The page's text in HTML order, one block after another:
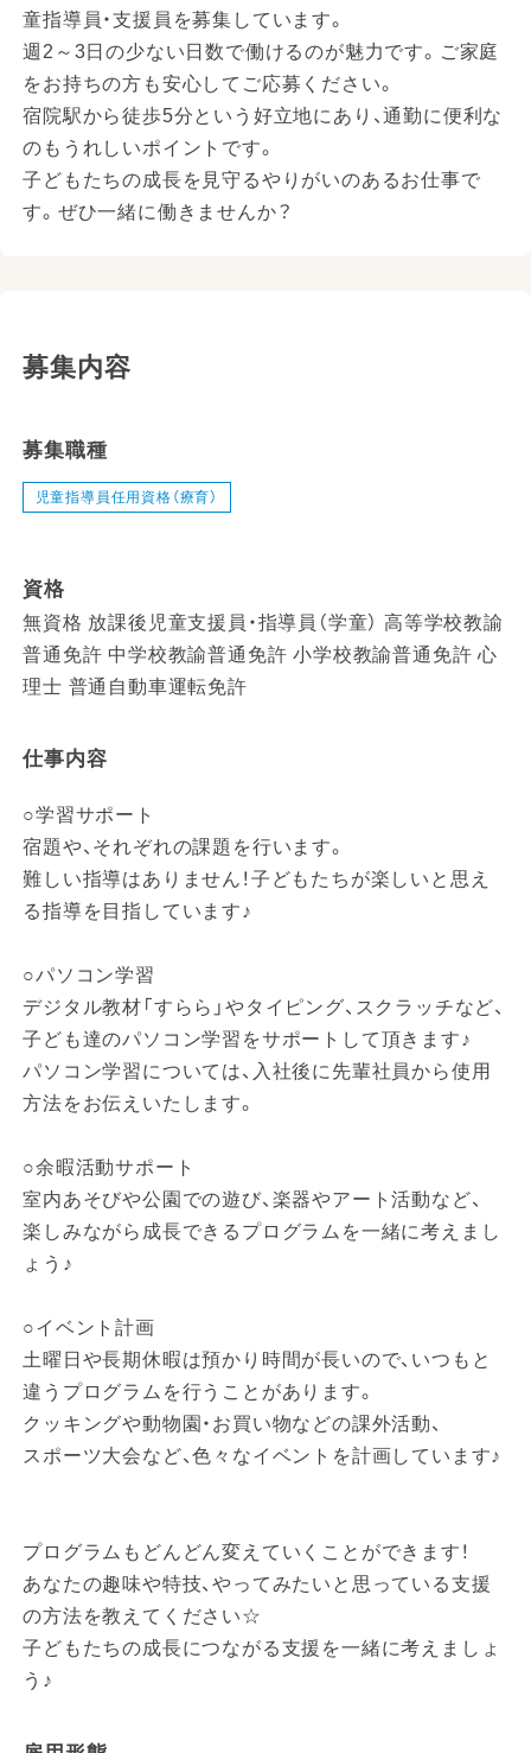
童指導員・支援員を募集しています。
週2～3日の少ない日数で働けるのが魅力です。ご家庭
をお持ちの方も安心してご応募ください。
宿院駅から徒歩5分という好立地にあり、通勤に便利な
のもうれしいポイントです。
子どもたちの成長を見守るやりがいのあるお仕事で
す。ぜひ一緒に働きませんか？
募集内容
募集職種
児童指導員任用資格（療育）
資格
無資格 放課後児童支援員・指導員（学童） 高等学校教諭
普通免許 中学校教諭普通免許 小学校教諭普通免許 心
理士 普通自動車運転免許
仕事内容
○学習サポート
宿題や、それぞれの課題を行います。
難しい指導はありません！子どもたちが楽しいと思え
る指導を目指しています♪
○パソコン学習
デジタル教材「すらら」やタイピング、スクラッチなど、
子ども達のパソコン学習をサポートして頂きます♪
パソコン学習については、入社後に先輩社員から使用
方法をお伝えいたします。
○余暇活動サポート
室内あそびや公園での遊び、楽器やアート活動など、
楽しみながら成長できるプログラムを一緒に考えまし
ょう♪
○イベント計画
土曜日や長期休暇は預かり時間が長いので、いつもと
違うプログラムを行うことがあります。
クッキングや動物園・お買い物などの課外活動、
スポーツ大会など、色々なイベントを計画しています♪
プログラムもどんどん変えていくことができます！
あなたの趣味や特技、やってみたいと思っている支援
の方法を教えてください☆
子どもたちの成長につながる支援を一緒に考えましょ
う♪